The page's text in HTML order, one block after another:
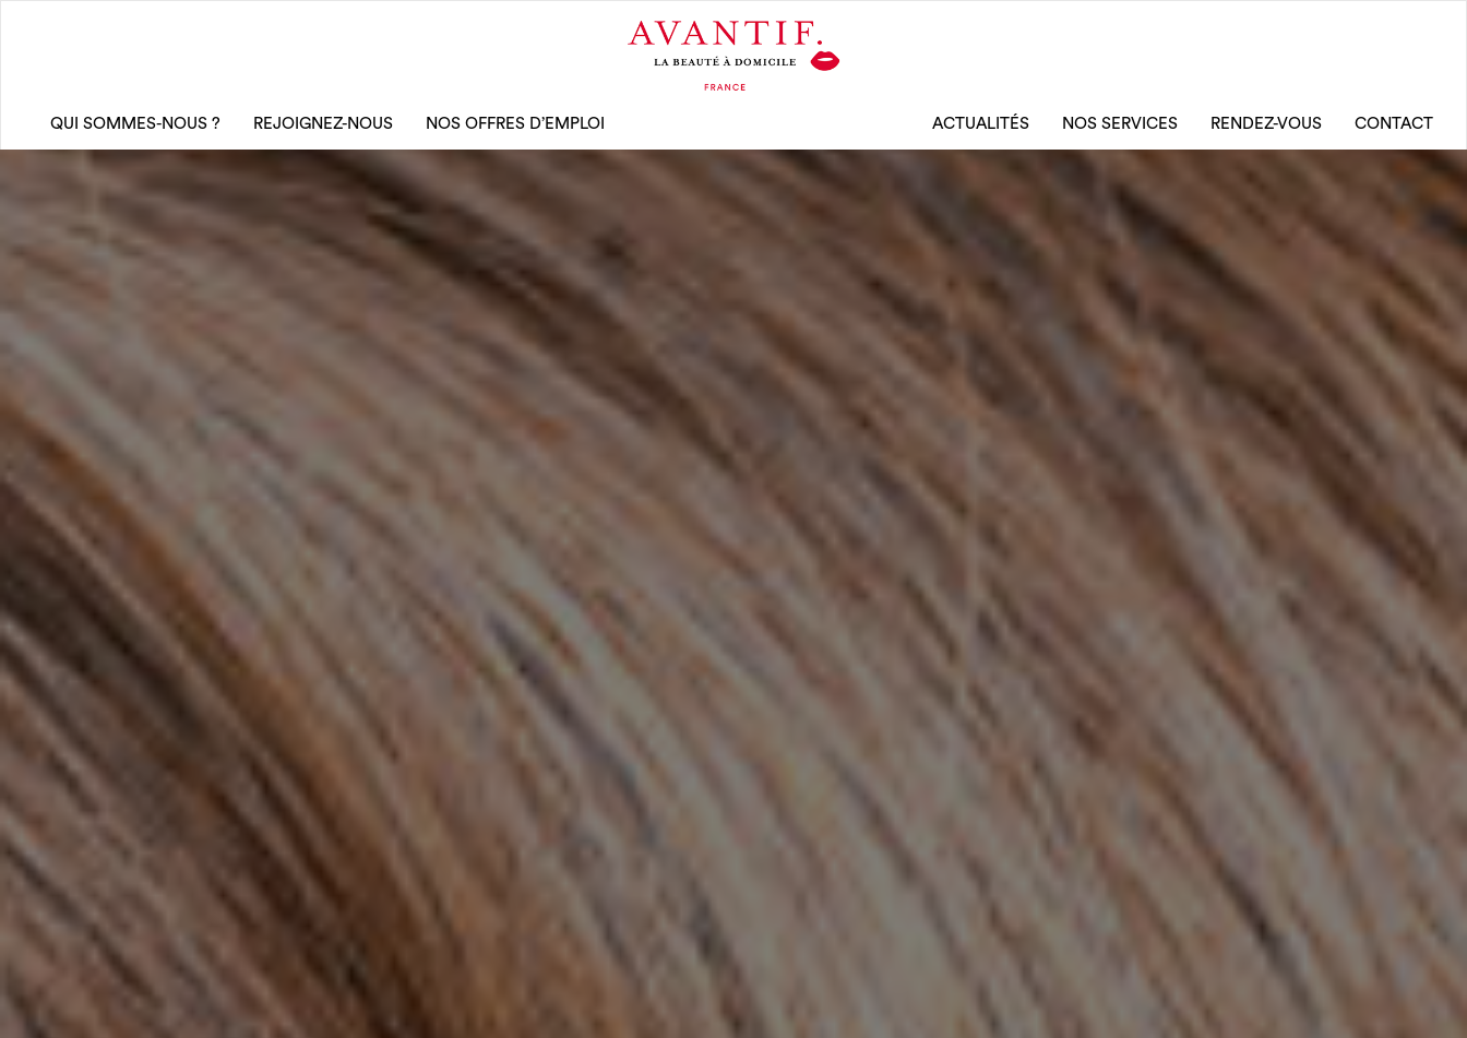
QUI SOMMES-NOUS ? REJOIGNEZ-NOUS NOS OFFRES D’EMPLOI ACTUALITÉS NOS SERVICES RENDEZ-VOUS CONTACT